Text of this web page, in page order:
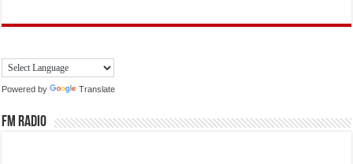
Powered by Translate
FM Radio